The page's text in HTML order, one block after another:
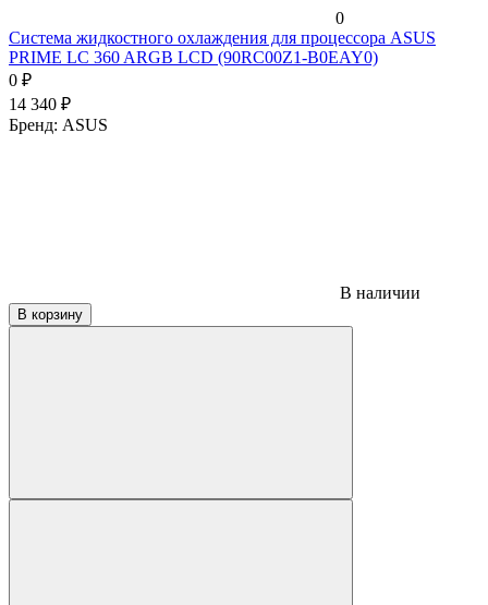
0
Система жидкостного охлаждения для процессора ASUS
PRIME LC 360 ARGB LCD (90RC00Z1-B0EAY0)
0 ₽
14 340 ₽
Бренд: ASUS
В наличии
В корзину